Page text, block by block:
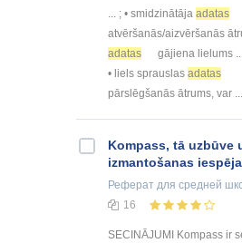
... ; • smidzinātāja adatas
atvēršanās/aizvēršanās
adatas
gājiena lielums
• liels sprauslas adatas
pārslēgšanās ātrums, var ...
Kompass, tā uzbūve
izmantošanas
Реферат для средней
16
SECINĀJUMI Kompass ir